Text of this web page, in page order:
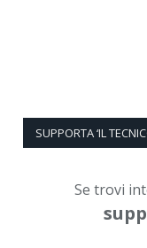
SUPPORTA ‘IL
Se trovi